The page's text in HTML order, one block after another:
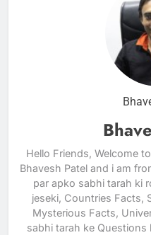
Hello Friends, Welcome
Bhavesh Patel and i am
par apko sabhi tarah ki
jeseki, Countries Facts,
Mysterious Facts,
sabhi tarah ke Questions